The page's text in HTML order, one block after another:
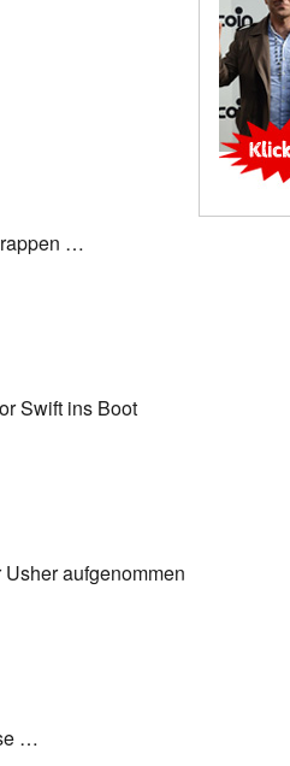
…
Swift ins Boot
aufgenommen
…